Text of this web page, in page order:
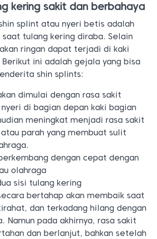
kering sakit dan berbahaya
splint atau nyeri betis adalah
tulang kering diraba. Selain
ringan dapat terjadi di kaki
Berikut ini adalah gejala yang bisa
shin splints:
dimulai dengan rasa sakit
di bagian depan kaki bagian
meningkat menjadi rasa sakit
parah yang membuat sulit
dengan cepat dengan
olahraga
sisi tulang kering
bertahap akan membaik saat
dan terkadang hilang dengan
Namun pada akhirnya, rasa sakit
dan berlanjut, bahkan setelah